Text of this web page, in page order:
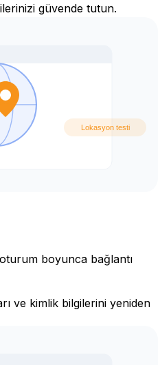
güvende tutun.
boyunca bağlantı
ve kimlik bilgilerini yeniden